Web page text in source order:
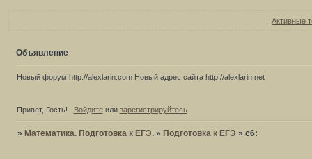
Активные
Объявление
Новый форум http://alexlarin.com Новый адрес сайта http://alexlarin.net
Привет, Гость! Войдитеили зарегистрируйтесь.
»Математика. Подготовка к ЕГЭ. »Подготовка к ЕГЭ »с6: